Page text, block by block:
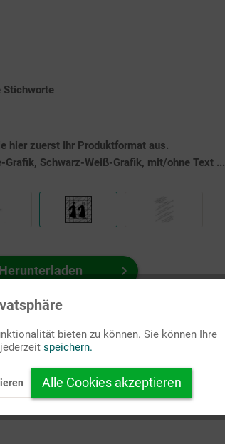
Stichworte
hier zuerst Ihr Produktformat aus.
Grafik, Schwarz-Weiß-Grafik, mit/ohne Text ...
Herunterladen
Merkzettel setzen
Inaktiv
bieten zu können. Sie können Ihre
speichern.
Alle Cookies akzeptieren